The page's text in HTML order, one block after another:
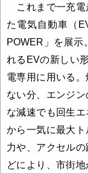
これまで一充電
た電気自動車（
POWER」を展示
れるEVの新しい
電専用に用いる
ない分、エンジ
な減速でも回生
から一気に最大
力や、アクセル
どにより、市街